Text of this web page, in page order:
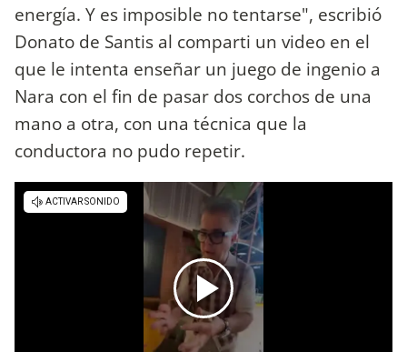
energía. Y es imposible no tentarse", escribió
Donato de Santis al comparti un video en el
que le intenta enseñar un juego de ingenio a
Nara con el fin de pasar dos corchos de una
mano a otra, con una técnica que la
conductora no pudo repetir.